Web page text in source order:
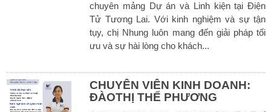
chuyên mảng Dự án và Linh kiện tại Điện
Tử Tương Lai. Với kinh nghiệm và sự tận
tụy, chị Nhung luôn mang đến giải pháp tối
ưu và sự hài lòng cho khách...
CHUYÊN VIÊN KINH DOANH:
ĐÀOTHỊ THẾ PHƯƠNG